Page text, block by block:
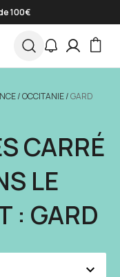
100€
/OCCITANIE/GARD
CARRÉ
LE
: GARD